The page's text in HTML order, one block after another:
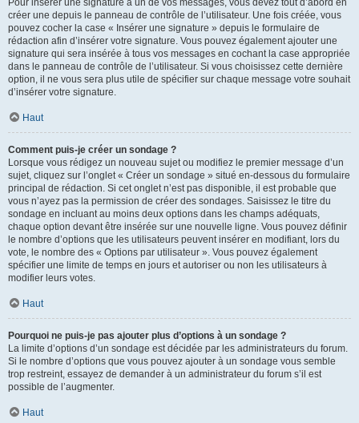
Pour insérer une signature à un de vos messages, vous devez tout d’abord en
créer une depuis le panneau de contrôle de l’utilisateur. Une fois créée, vous
pouvez cocher la case « Insérer une signature » depuis le formulaire de
rédaction afin d’insérer votre signature. Vous pouvez également ajouter une
signature qui sera insérée à tous vos messages en cochant la case appropriée
dans le panneau de contrôle de l’utilisateur. Si vous choisissez cette dernière
option, il ne vous sera plus utile de spécifier sur chaque message votre souhait
d’insérer votre signature.
Haut
Comment puis-je créer un sondage ?
Lorsque vous rédigez un nouveau sujet ou modifiez le premier message d’un
sujet, cliquez sur l’onglet « Créer un sondage » situé en-dessous du formulaire
principal de rédaction. Si cet onglet n’est pas disponible, il est probable que
vous n’ayez pas la permission de créer des sondages. Saisissez le titre du
sondage en incluant au moins deux options dans les champs adéquats,
chaque option devant être insérée sur une nouvelle ligne. Vous pouvez définir
le nombre d’options que les utilisateurs peuvent insérer en modifiant, lors du
vote, le nombre des « Options par utilisateur ». Vous pouvez également
spécifier une limite de temps en jours et autoriser ou non les utilisateurs à
modifier leurs votes.
Haut
Pourquoi ne puis-je pas ajouter plus d’options à un sondage ?
La limite d’options d’un sondage est décidée par les administrateurs du forum.
Si le nombre d’options que vous pouvez ajouter à un sondage vous semble
trop restreint, essayez de demander à un administrateur du forum s’il est
possible de l’augmenter.
Haut